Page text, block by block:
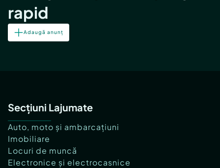
rapid
Adaugă anunț
Secțiuni Lajumate
Auto, moto și ambarcațiuni
Imobiliare
Locuri de muncă
Electronice și electrocasnice